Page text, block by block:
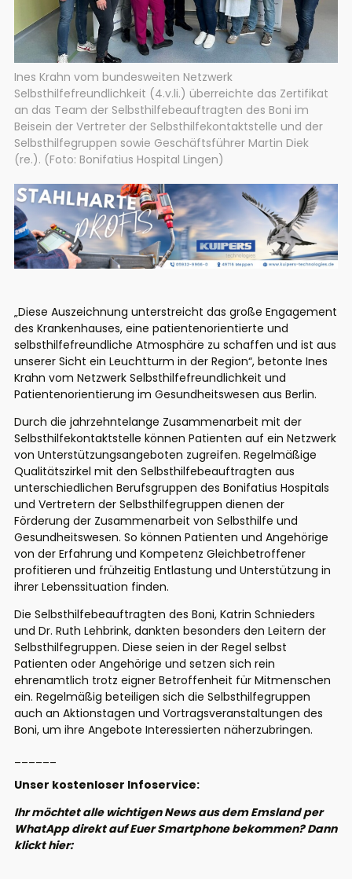
Ines Krahn vom bundesweiten Netzwerk
Selbsthilfefreundlichkeit (4.v.li.) überreichte das Zertifikat
an das Team der Selbsthilfebeauftragten des Boni im
Beisein der Vertreter der Selbsthilfekontaktstelle und der
Selbsthilfegruppen sowie Geschäftsführer Martin Diek
(re.). (Foto: Bonifatius Hospital Lingen)
„Diese Auszeichnung unterstreicht das große Engagement
des Krankenhauses, eine patientenorientierte und
selbsthilfefreundliche Atmosphäre zu schaffen und ist aus
unserer Sicht ein Leuchtturm in der Region“, betonte Ines
Krahn vom Netzwerk Selbsthilfefreundlichkeit und
Patientenorientierung im Gesundheitswesen aus Berlin.
Durch die jahrzehntelange Zusammenarbeit mit der
Selbsthilfekontaktstelle können Patienten auf ein Netzwerk
von Unterstützungsangeboten zugreifen. Regelmäßige
Qualitätszirkel mit den Selbsthilfebeauftragten aus
unterschiedlichen Berufsgruppen des Bonifatius Hospitals
und Vertretern der Selbsthilfegruppen dienen der
Förderung der Zusammenarbeit von Selbsthilfe und
Gesundheitswesen. So können Patienten und Angehörige
von der Erfahrung und Kompetenz Gleichbetroffener
profitieren und frühzeitig Entlastung und Unterstützung in
ihrer Lebenssituation finden.
Die Selbsthilfebeauftragten des Boni, Katrin Schnieders
und Dr. Ruth Lehbrink, dankten besonders den Leitern der
Selbsthilfegruppen. Diese seien in der Regel selbst
Patienten oder Angehörige und setzen sich rein
ehrenamtlich trotz eigner Betroffenheit für Mitmenschen
ein. Regelmäßig beteiligen sich die Selbsthilfegruppen
auch an Aktionstagen und Vortragsveranstaltungen des
Boni, um ihre Angebote Interessierten näherzubringen.
Unser kostenloser Infoservice:
Ihr möchtet alle wichtigen News aus dem Emsland per
WhatApp direkt auf Euer Smartphone bekommen? Dann
klickt hier: